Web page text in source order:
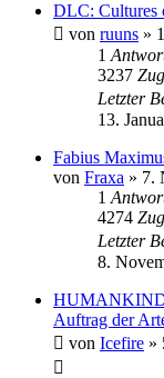
DLC: Cultures
von ruuns »
1
3237
Letzter
13.
Fabius
von Fraxa » 7.
1
4274
Letzter
8.
HUMANKIND
Auftrag der
von Icefire »